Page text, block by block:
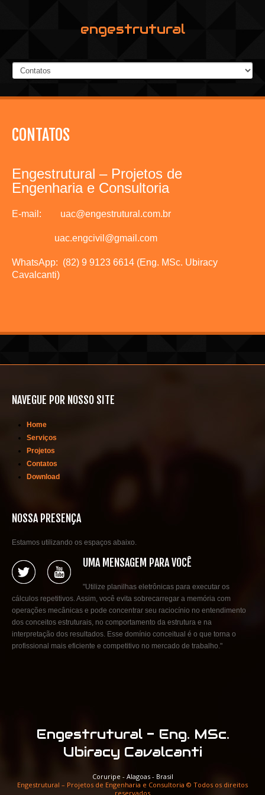
engestrutural
CONTATOS
Engestrutural – Projetos de
Engenharia e Consultoria
E-mail: uac@engestrutural.com.br
uac.engcivil@gmail.com
WhatsApp: (82) 9 9123 6614 (Eng. MSc. Ubiracy
Cavalcanti)
NAVEGUE POR NOSSO SITE
Home
Serviços
Projetos
Contatos
Download
NOSSA PRESENÇA
Estamos utilizando os espaços abaixo.
UMA MENSAGEM PARA VOCÊ
"Utilize planilhas eletrônicas para executar os
cálculos repetitivos. Assim, você evita sobrecarregar a memória com
operações mecânicas e pode concentrar seu raciocínio no entendimento
dos conceitos estruturais, no comportamento da estrutura e na
interpretação dos resultados. Esse domínio conceitual é o que torna o
profissional mais eficiente e competitivo no mercado de trabalho."
Engestrutural - Eng. MSc.
Ubiracy Cavalcanti
Coruripe - Alagoas - Brasil
Engestrutural – Projetos de Engenharia e Consultoria © Todos os direitos
reservados